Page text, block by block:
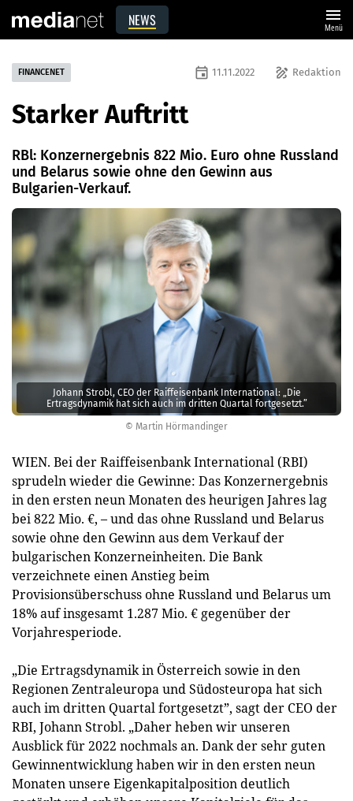
NEWS menu
Menü
© Martin Hörmandinger
Johann Strobl, CEO der Raiffeisenbank International: „Die
Ertragsdynamik hat sich auch im dritten Quartal fortgesetzt.”
FINANCENET draw Redaktion
event 11.11.2022
Starker Auftritt
RBl: Konzernergebnis 822 Mio. Euro ohne Russland
und Belarus sowie ohne den Gewinn aus
Bulgarien-Verkauf.
WIEN. Bei der Raiffeisenbank International (RBI)
sprudeln wieder die Gewinne: Das Konzernergebnis
in den ersten neun Monaten des heurigen Jahres lag
bei 822 Mio. €, – und das ohne Russland und Belarus
sowie ohne den Gewinn aus dem Verkauf der
bulgarischen Konzerneinheiten. Die Bank
verzeichnete einen Anstieg beim
Provisionsüberschuss ohne Russland und Belarus um
18% auf insgesamt 1.287 Mio. € gegenüber der
Vorjahresperiode.
„Die Ertragsdynamik in Österreich sowie in den
Regionen Zentraleuropa und Südosteuropa hat sich
auch im dritten Quartal fortgesetzt”, sagt der CEO der
RBI, Johann Strobl. „Daher heben wir unseren
Ausblick für 2022 nochmals an. Dank der sehr guten
Gewinnentwicklung haben wir in den ersten neun
Monaten unsere Eigenkapitalposition deutlich